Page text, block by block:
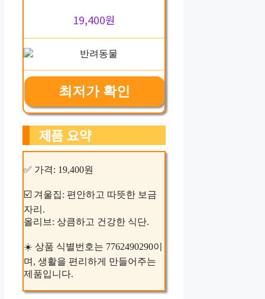
19,400원
최저가 확인
제품 요약
✅ 가격: 19,400원
☑️ 겨울집: 편안하고 따뜻한 보금
자리.
올리브: 상큼하고 건강한 식단.
☀️ 상품 식별번호는 7762490290이
며, 생활을 편리하게 만들어주는
제품입니다.